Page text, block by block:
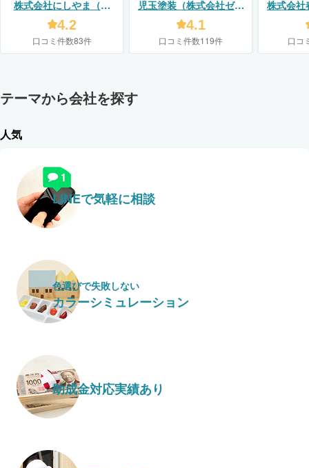
株式会社にしやま（リ
フォームスタジオ ニシヤ
マ）
4.2
口コミ件数83件
児玉塗装（株式会社ゼロ
プラス）
4.1
口コミ件数119件
株式会社
口コ
テーマから会社を探す
人気
LINEで気軽に相談
色選びで失敗しない
カラーシミュレーション
助成金対応実績あり